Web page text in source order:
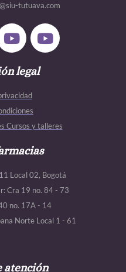
tutuava.com
Y
o
t
b
e
Y
o
legal
Cursos y talleres
Local 02, Bogotá
Cra 19 no. 84 - 73
no. 17A - 14
Norte Local 1 - 61
atención